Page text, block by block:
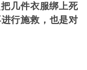
把几件衣服绑上死
行施救，也是对